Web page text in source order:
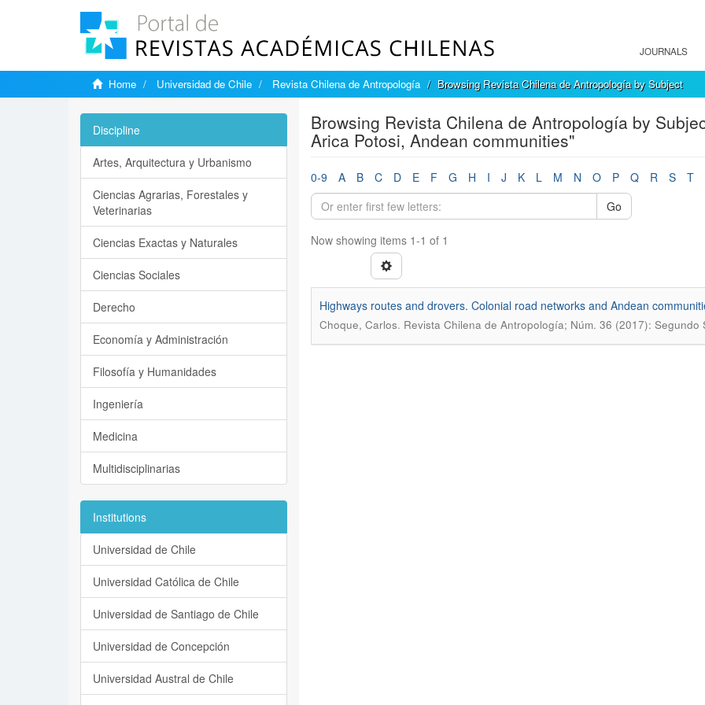
JOURNALS
Home Universidad de Chile Revista Chilena de Antropología Browsing Revista Chilena de Antropología by Subject
Browsing Revista Chilena de Antropología by
Arica Potosi, Andean communities"
0-9 A B C D E F G H I J K L M N O P Q R S T
Go
Now showing items 1-1 of 1
Highways routes and drovers. Colonial road networks and Andean
Choque, Carlos. Revista Chilena de Antropología; Núm. 36 (2017): Segundo
Discipline
Artes, Arquitectura y Urbanismo
Ciencias Agrarias, Forestales y
Veterinarias
Ciencias Exactas y Naturales
Ciencias Sociales
Derecho
Economía y Administración
Filosofía y Humanidades
Ingeniería
Medicina
Multidisciplinarias
Institutions
Universidad de Chile
Universidad Católica de Chile
Universidad de Santiago de Chile
Universidad de Concepción
Universidad Austral de Chile